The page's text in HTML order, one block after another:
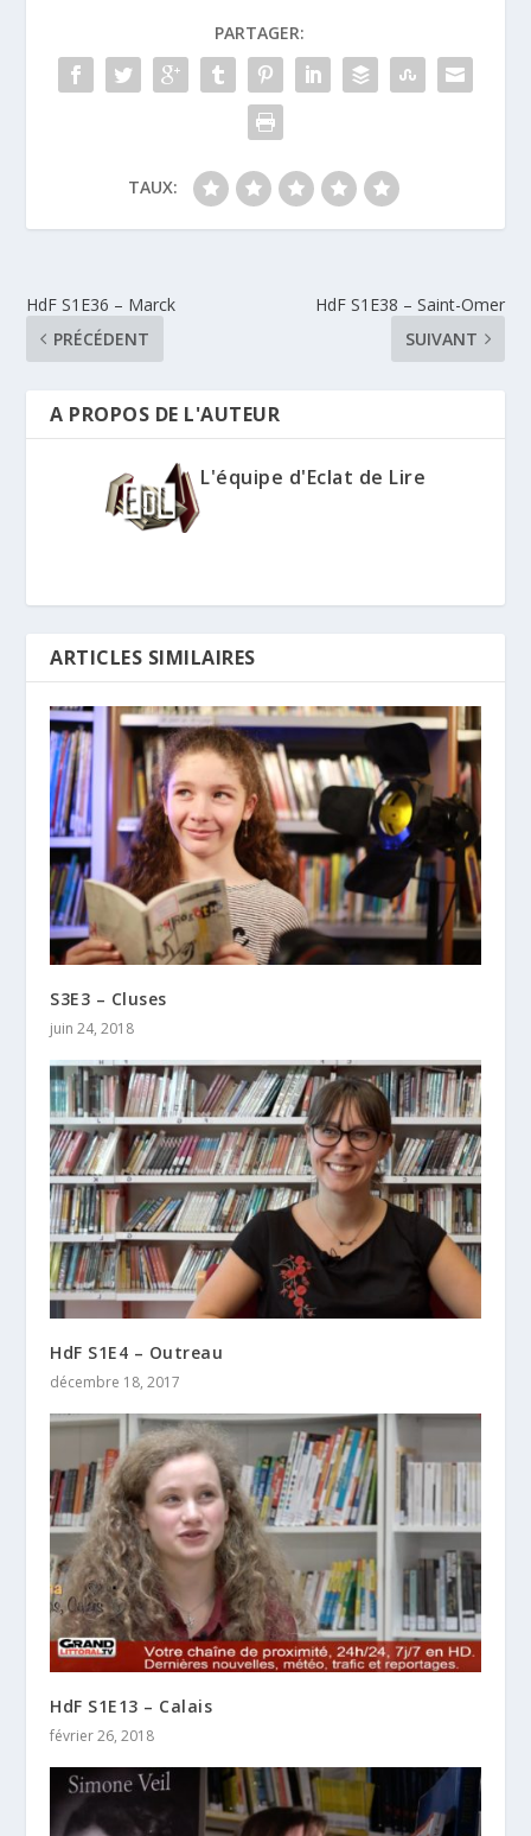
PARTAGER:
TAUX:
HdF S1E36 – Marck
PRÉCÉDENT
HdF S1E38 – Saint-Omer
SUIVANT
A PROPOS DE L'AUTEUR
L'équipe d'Eclat de Lire
ARTICLES SIMILAIRES
S3E3 – Cluses
juin 24, 2018
HdF S1E4 – Outreau
décembre 18, 2017
HdF S1E13 – Calais
février 26, 2018